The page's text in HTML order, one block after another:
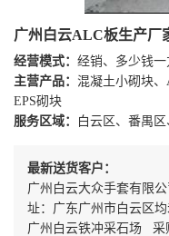
广州白云ALC板生产厂
经营模式： 经销、多少钱
主营产品： 混凝土小砌块
EPS砌块
服务区域：
白云区、番禺
最新送货客户：
广州白云大众手套有限
址：广东广州市白云区
广州白云铁冲采石场